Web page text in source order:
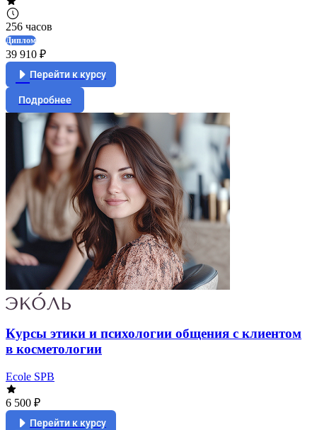
256 часов
Диплом
39 910 ₽
Перейти к курсу
Подробнее
Курсы этики и психологии общения с клиентом
в косметологии
Ecole SPB
6 500 ₽
Перейти к курсу